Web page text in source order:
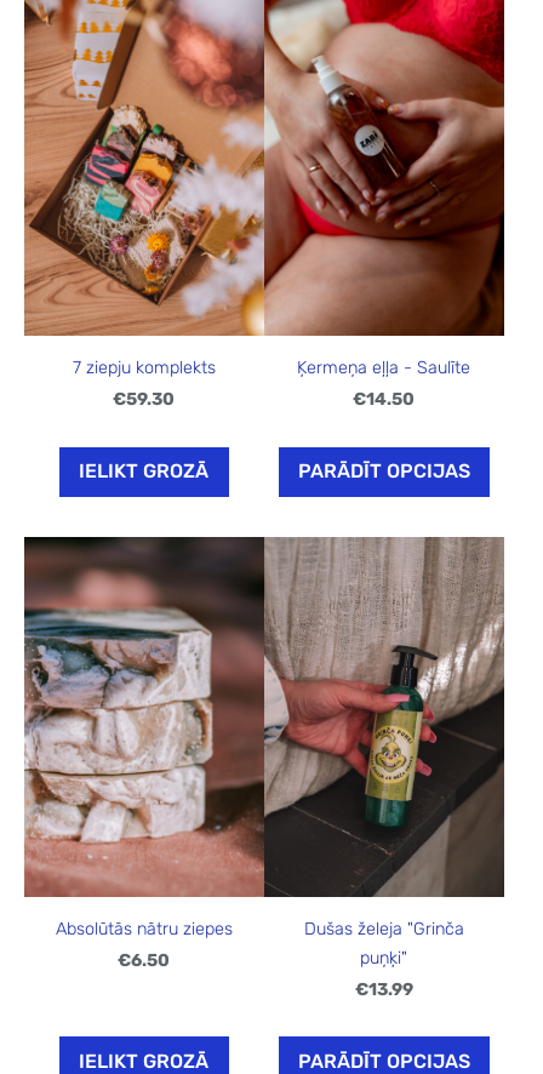
7 ziepju komplekts
€59.30
IELIKT GROZĀ
Ķermeņa eļļa - Saulīte
€14.50
PARĀDĪT OPCIJAS
Absolūtās nātru ziepes
€6.50
IELIKT GROZĀ
Dušas želeja "Grinča
puņķi"
€13.99
PARĀDĪT OPCIJAS